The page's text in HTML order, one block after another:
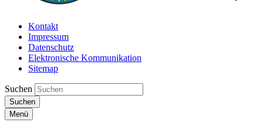
Kontakt
Impressum
Datenschutz
Elektronische Kommunikation
Sitemap
Suchen
Suchen
Menü